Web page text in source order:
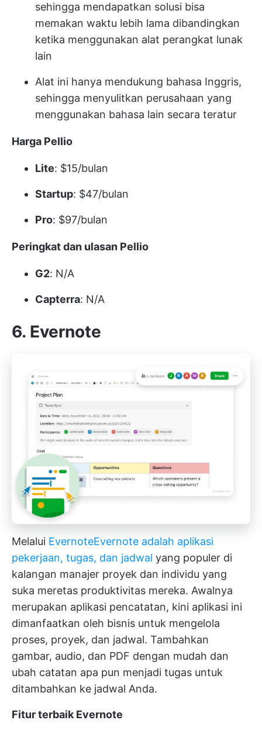
sehingga mendapatkan solusi bisa
memakan waktu lebih lama dibandingkan
ketika menggunakan alat perangkat lunak
lain
Alat ini hanya mendukung bahasa Inggris,
sehingga menyulitkan perusahaan yang
menggunakan bahasa lain secara teratur
Harga Pellio
Lite: $15/bulan
Startup: $47/bulan
Pro: $97/bulan
Peringkat dan ulasan Pellio
G2: N/A
Capterra: N/A
6. Evernote
Melalui EvernoteEvernote adalah aplikasi
pekerjaan, tugas, dan jadwal yang populer di
kalangan manajer proyek dan individu yang
suka meretas produktivitas mereka. Awalnya
merupakan aplikasi pencatatan, kini aplikasi ini
dimanfaatkan oleh bisnis untuk mengelola
proses, proyek, dan jadwal. Tambahkan
gambar, audio, dan PDF dengan mudah dan
ubah catatan apa pun menjadi tugas untuk
ditambahkan ke jadwal Anda.
Fitur terbaik Evernote